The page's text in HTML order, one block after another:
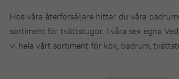
Hos våra återförsäljare hittar du våra
sortiment för tvättstugor. I våra sex egna
vi hela vårt sortiment för kök, badrum,